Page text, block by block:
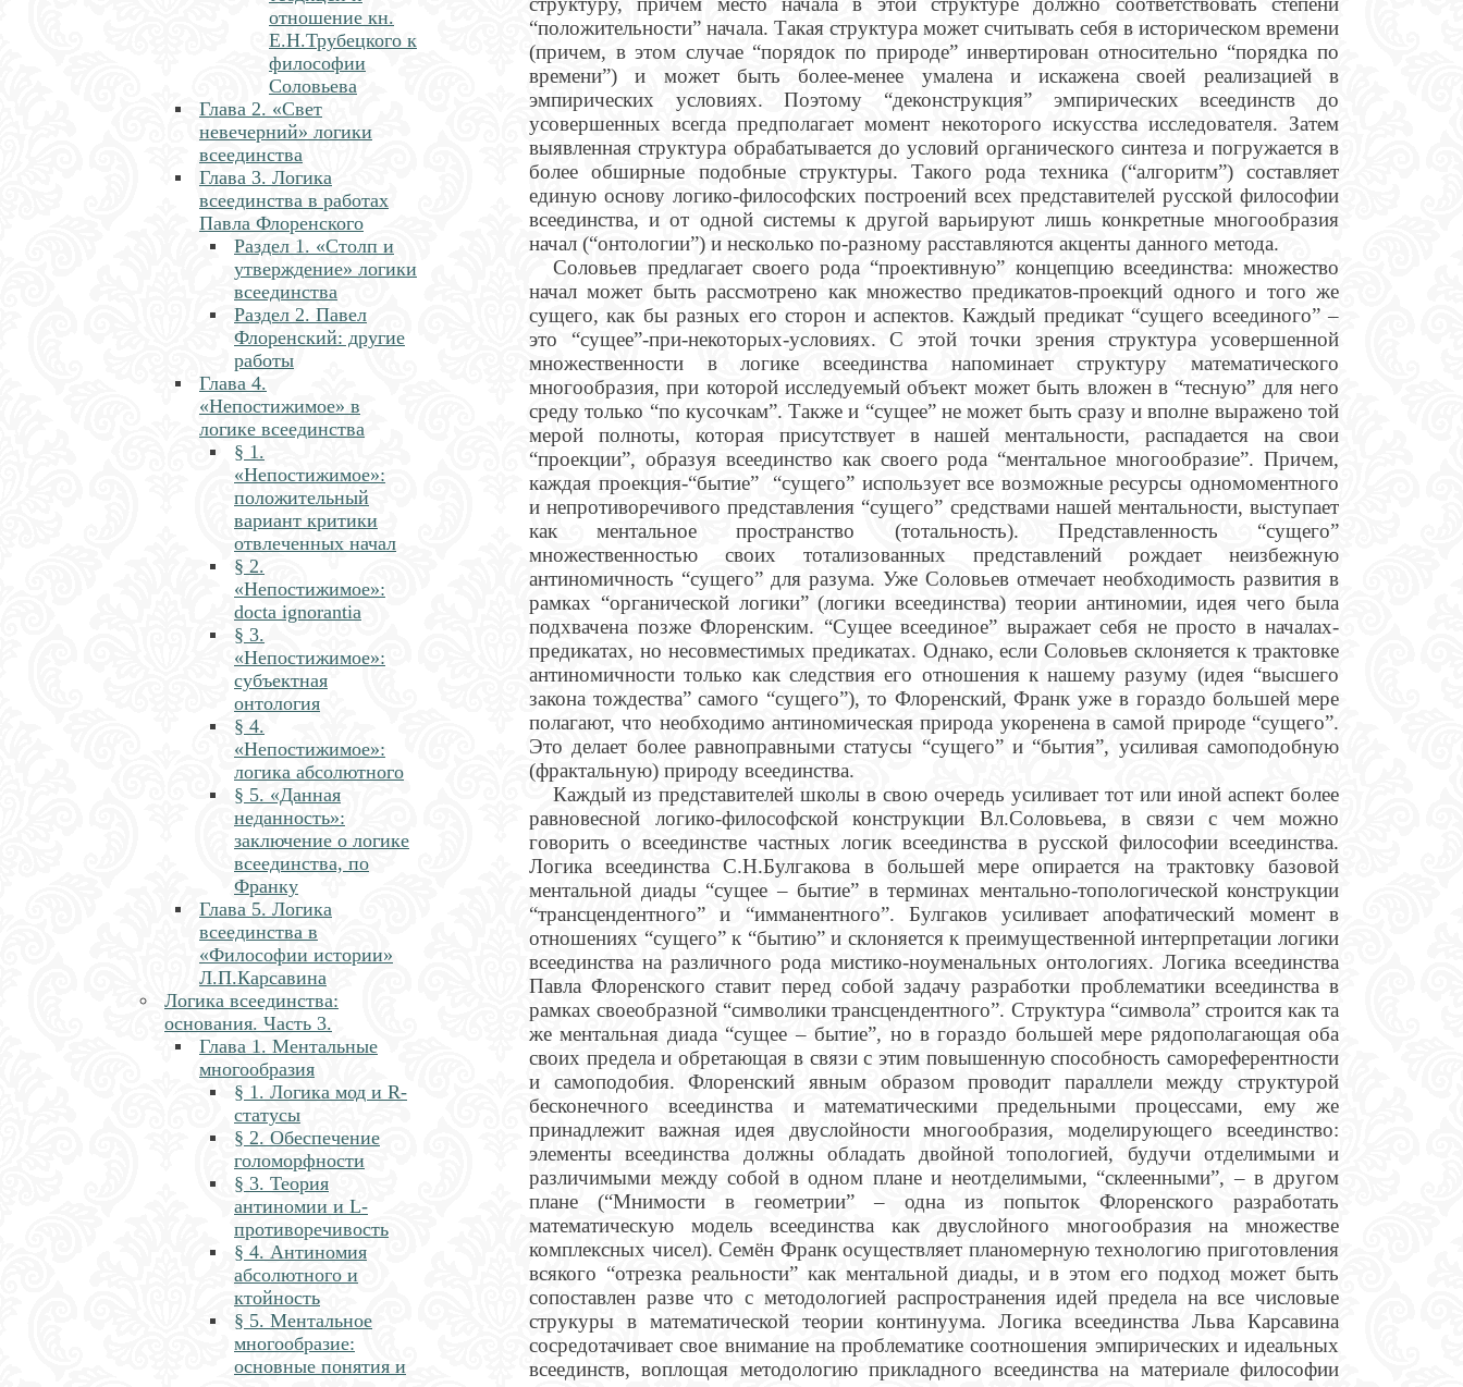
отношение кн.
Е.Н.Трубецкого к
философии
Соловьева
Глава 2. «Свет
невечерний» логики
всеединства
Глава 3. Логика
всеединства в работах
Павла Флоренского
Раздел 1. «Столп и
утверждение» логики
всеединства
Раздел 2. Павел
Флоренский: другие
работы
Глава 4.
«Непостижимое» в
логике всеединства
§ 1.
«Непостижимое»:
положительный
вариант критики
отвлеченных начал
§ 2.
«Непостижимое»:
docta ignorantia
§ 3.
«Непостижимое»:
субъектная
онтология
§ 4.
«Непостижимое»:
логика абсолютного
§ 5. «Данная
неданность»:
заключение о логике
всеединства, по
Франку
Глава 5. Логика
всеединства в
«Философии истории»
Л.П.Карсавина
Логика всеединства:
основания. Часть 3.
Глава 1. Ментальные
многообразия
§ 1. Логика мод и R-
статусы
§ 2. Обеспечение
голоморфности
§ 3. Теория
антиномии и L-
противоречивость
§ 4. Антиномия
абсолютного и
ктойность
§ 5. Ментальное
многообразие:
основные понятия и
“положительности” начала. Такая структура может считывать себя в историческом времени
(причем, в этом случае “порядок по природе” инвертирован относительно “порядка по
времени”) и может быть более-менее умалена и искажена своей реализацией в
эмпирических условиях. Поэтому “деконструкция” эмпирических всеединств до
усовершенных всегда предполагает момент некоторого искусства исследователя. Затем
выявленная структура обрабатывается до условий органического синтеза и погружается в
более обширные подобные структуры. Такого рода техника (“алгоритм”) составляет
единую основу логико-философских построений всех представителей русской философии
всеединства, и от одной системы к другой варьируют лишь конкретные многообразия
начал (“онтологии”) и несколько по-разному расставляются акценты данного метода.
Соловьев предлагает своего рода “проективную” концепцию всеединства: множество
начал может быть рассмотрено как множество предикатов-проекций одного и того же
сущего, как бы разных его сторон и аспектов. Каждый предикат “сущего всеединого” –
это “сущее”-при-некоторых-условиях. С этой точки зрения структура усовершенной
множественности в логике всеединства напоминает структуру математического
многообразия, при которой исследуемый объект может быть вложен в “тесную” для него
среду только “по кусочкам”. Также и “сущее” не может быть сразу и вполне выражено той
мерой полноты, которая присутствует в нашей ментальности, распадается на свои
“проекции”, образуя всеединство как своего рода “ментальное многообразие”. Причем,
каждая проекция-“бытие” “сущего” использует все возможные ресурсы одномоментного
и непротиворечивого представления “сущего” средствами нашей ментальности, выступает
как ментальное пространство (тотальность). Представленность “сущего”
множественностью своих тотализованных представлений рождает неизбежную
антиномичность “сущего” для разума. Уже Соловьев отмечает необходимость развития в
рамках “органической логики” (логики всеединства) теории антиномии, идея чего была
подхвачена позже Флоренским. “Сущее всеединое” выражает себя не просто в началах-
предикатах, но несовместимых предикатах. Однако, если Соловьев склоняется к трактовке
антиномичности только как следствия его отношения к нашему разуму (идея “высшего
закона тождества” самого “сущего”), то Флоренский, Франк уже в гораздо большей мере
полагают, что необходимо антиномическая природа укоренена в самой природе “сущего”.
Это делает более равноправными статусы “сущего” и “бытия”, усиливая самоподобную
(фрактальную) природу всеединства.
Каждый из представителей школы в свою очередь усиливает тот или иной аспект более
равновесной логико-философской конструкции Вл.Соловьева, в связи с чем можно
говорить о всеединстве частных логик всеединства в русской философии всеединства.
Логика всеединства С.Н.Булгакова в большей мере опирается на трактовку базовой
ментальной диады “сущее – бытие” в терминах ментально-топологической конструкции
“трансцендентного” и “имманентного”. Булгаков усиливает апофатический момент в
отношениях “сущего” к “бытию” и склоняется к преимущественной интерпретации логики
всеединства на различного рода мистико-ноуменальных онтологиях. Логика всеединства
Павла Флоренского ставит перед собой задачу разработки проблематики всеединства в
рамках своеобразной “символики трансцендентного”. Структура “символа” строится как та
же ментальная диада “сущее – бытие”, но в гораздо большей мере рядополагающая оба
своих предела и обретающая в связи с этим повышенную способность самореферентности
и самоподобия. Флоренский явным образом проводит параллели между структурой
бесконечного всеединства и математическими предельными процессами, ему же
принадлежит важная идея двуслойности многообразия, моделирующего всеединство:
элементы всеединства должны обладать двойной топологией, будучи отделимыми и
различимыми между собой в одном плане и неотделимыми, “склеенными”, – в другом
плане (“Мнимости в геометрии” – одна из попыток Флоренского разработать
математическую модель всеединства как двуслойного многообразия на множестве
комплексных чисел). Семён Франк осуществляет планомерную технологию приготовления
всякого “отрезка реальности” как ментальной диады, и в этом его подход может быть
сопоставлен разве что с методологией распространения идей предела на все числовые
струкуры в математической теории континуума. Логика всеединства Льва Карсавина
сосредотачивает свое внимание на проблематике соотношения эмпирических и идеальных
всеединств, воплощая методологию прикладного всеединства на материале философии